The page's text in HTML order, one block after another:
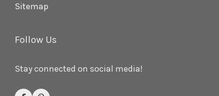
Sitemap
Follow Us
Stay connected on social media!